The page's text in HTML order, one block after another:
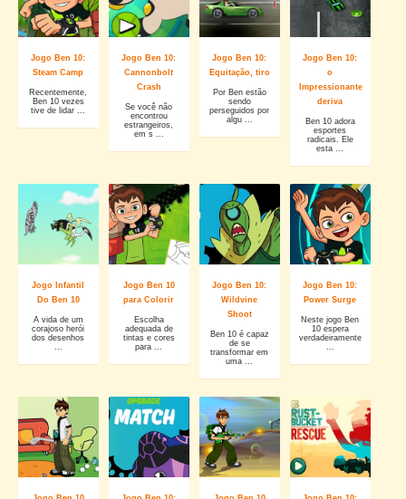
Jogo Ben 10:
Steam Camp
Recentemente,
Ben 10 vezes
tive de lidar ...
Jogo Ben 10:
Cannonbolt
Crash
Se você não
encontrou
estrangeiros,
em s ...
Jogo Ben 10:
Equitação, tiro
Por Ben estão
sendo
perseguidos por
algu ...
Jogo Ben 10:
o
Impressionante
deriva
Ben 10 adora
esportes
radicais. Ele
esta ...
Jogo Infantil
Do Ben 10
A vida de um
corajoso herói
dos desenhos
...
Jogo Ben 10
para Colorir
Escolha
adequada de
tintas e cores
para ...
Jogo Ben 10:
Wildvine
Shoot
Ben 10 é capaz
de se
transformar em
uma ...
Jogo Ben 10:
Power Surge
Neste jogo Ben
10 espera
verdadeiramente
...